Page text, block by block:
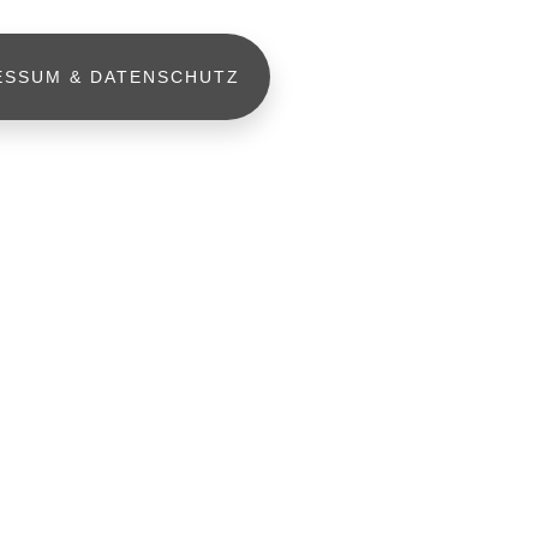
& DATENSCHUTZ